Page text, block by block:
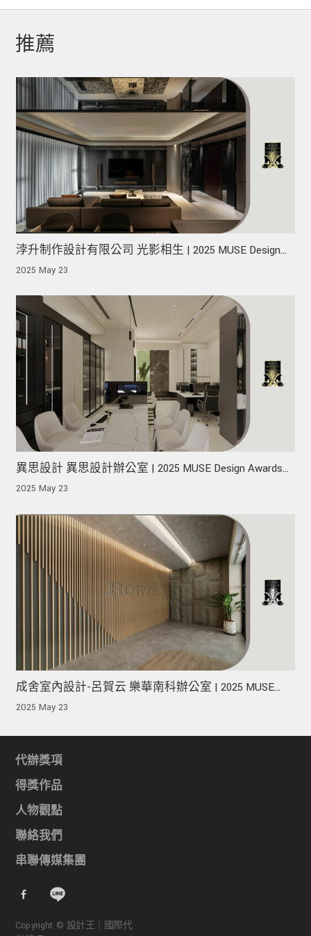
推薦
浡升制作設計有限公司 光影相生 | 2025 MUSE Design
Awards 榮獲金獎！
2025 May 23
異思設計 異思設計辦公室 | 2025 MUSE Design Awards
榮獲金獎！
2025 May 23
成舍室內設計-呂賀云 樂華南科辦公室 | 2025 MUSE
Design Awards 榮獲銀獎！
2025 May 23
代辦獎項
得獎作品
人物觀點
聯絡我們
串聯傳媒集團
Copyright © 設計王｜國際代